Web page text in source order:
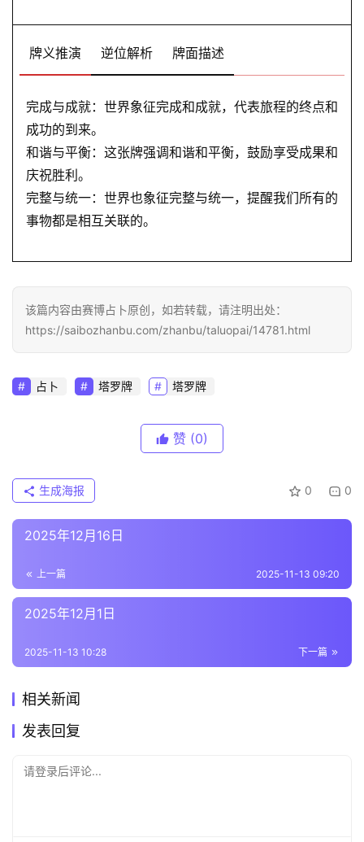
牌义推演 逆位解析 牌面描述
完成与成就：世界象征完成和成就，代表旅程的终点和
成功的到来。
和谐与平衡：这张牌强调和谐和平衡，鼓励享受成果和
庆祝胜利。
完整与统一：世界也象征完整与统一，提醒我们所有的
事物都是相互关联的。
该篇内容由赛博占卜原创，如若转载，请注明出处：
https://saibozhanbu.com/zhanbu/taluopai/14781.html
占卜 塔罗牌 塔罗牌
赞 (0)
0 0
生成海报
2025年12月16日
上一篇 2025-11-13 09:20
2025年12月1日
下一篇
2025-11-13 10:28
相关新闻
发表回复
请登录后评论...